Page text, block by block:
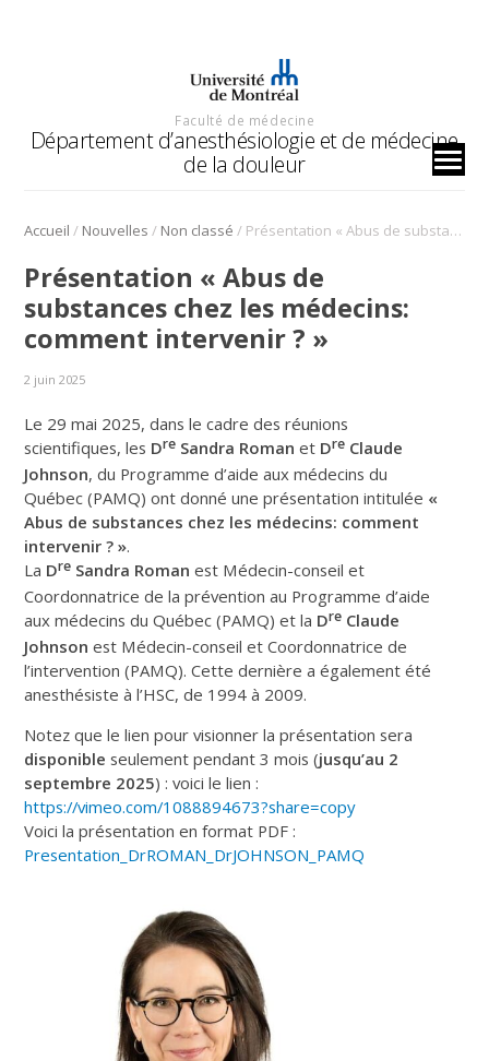
Faculté de médecine
Département d’anesthésiologie et de médecine
de la douleur
Accueil / Nouvelles / Non classé / Présentation « Abus de substances chez les médecins: comment intervenir ? »
Présentation « Abus de
substances chez les médecins:
comment intervenir ? »
2 juin 2025
Le 29 mai 2025, dans le cadre des réunions
scientifiques, les Dre Sandra Roman et Dre Claude
Johnson, du Programme d’aide aux médecins du
Québec (PAMQ) ont donné une présentation intitulée «
Abus de substances chez les médecins: comment
intervenir ? ».
La Dre Sandra Romanest Médecin-conseil et
Coordonnatrice de la prévention au Programme d’aide
aux médecins du Québec (PAMQ) et la Dre Claude
Johnsonest Médecin-conseil et Coordonnatrice de
l’intervention (PAMQ). Cette dernière a également été
anesthésiste à l’HSC, de 1994 à 2009.
Notez que le lien pour visionner la présentation sera
disponible seulement pendant 3 mois (jusqu’au 2
septembre 2025) : voici le lien :
https://vimeo.com/1088894673?share=copy
Voici la présentation en format PDF :
Presentation_DrROMAN_DrJOHNSON_PAMQ